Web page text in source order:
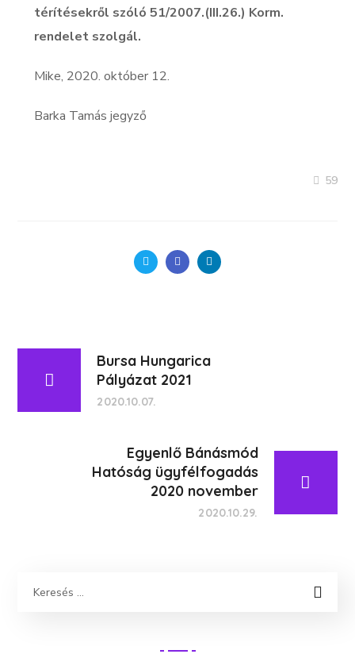
térítésekről szóló 51/2007.(III.26.) Korm.
rendelet szolgál.
Mike, 2020. október 12.
Barka Tamás jegyző
59
Bursa Hungarica
Pályázat 2021
2020.10.07.
Egyenlő Bánásmód
Hatóság ügyfélfogadás
2020 november
2020.10.29.